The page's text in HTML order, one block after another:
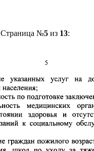
Страница №5из 13: